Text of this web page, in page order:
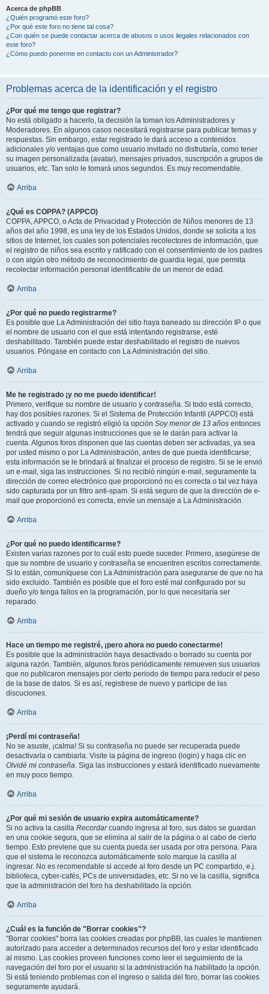
Acerca de phpBB
¿Quién programó este foro?
¿Por qué este foro no tiene tal cosa?
¿Con quién se puede contactar acerca de abusos o usos ilegales relacionados con
este foro?
¿Cómo puedo ponerme en contacto con un Administrador?
Problemas acerca de la identificación y el registro
¿Por qué me tengo que registrar?
No está obligado a hacerlo, la decisión la toman los Administradores y
Moderadores. En algunos casos necesitará registrarse para publicar temas y
respuestas. Sin embargo, estar registrado le dará acceso a contenidos
adicionales y/o ventajas que como usuario invitado no disfrutaría, como tener
su imagen personalizada (avatar), mensajes privados, suscripción a grupos de
usuarios, etc. Tan solo le tomará unos segundos. Es muy recomendable.
Arriba
¿Qué es COPPA? (APPCO)
COPPA, APPCO, o Acta de Privacidad y Protección de Niños menores de 13
años del año 1998, es una ley de los Estados Unidos, donde se solicita a los
sitios de Internet, los cuales son potenciales recolectores de información, que
el registro de niños sea escrito y ratificado con el consentimiento de los padres
o con algún otro método de reconocimiento de guardia legal, que permita
recolectar información personal identificable de un menor de edad.
Arriba
¿Por qué no puedo registrarme?
Es posible que La Administración del sitio haya baneado su dirección IP o que
el nombre de usuario con el que está intentando registrarse, esté
deshabilitado. También puede estar deshabilitado el registro de nuevos
usuarios. Póngase en contacto con La Administración del sitio.
Arriba
Me he registrado ¡y no me puedo identificar!
Primero, verifique su nombre de usuario y contraseña. Si todo está correcto,
hay dos posibles razones. Si el Sistema de Protección Infantil (APPCO) está
activado y cuando se registró eligió la opción Soy menor de 13 años entonces
tendrá que seguir algunas instrucciones que se le darán para activar la
cuenta. Algunos foros disponen que las cuentas deben ser activadas, ya sea
por usted mismo o por La Administración, antes de que pueda identificarse;
esta información se le brindará al finalizar el proceso de registro. Si se le envió
un e-mail, siga las instrucciones. Si no recibió ningún e-mail, seguramente la
dirección de correo electrónico que proporcionó no es correcta o tal vez haya
sido capturada por un filtro anti-spam. Si está seguro de que la dirección de e-
mail que proporcionó es correcta, envíe un mensaje a La Administración.
Arriba
¿Por qué no puedo identificarme?
Existen varias razones por lo cuál esto puede suceder. Primero, asegúrese de
que su nombre de usuario y contraseña se encuentren escritos correctamente.
Si lo están, comuníquese con La Administración para asegurarse de que no ha
sido excluido. También es posible que el foro esté mal configurado por su
dueño y/o tenga fallos en la programación, por lo que necesitaría ser
reparado.
Arriba
Hace un tiempo me registré, ¡pero ahora no puedo conectarme!
Es posible que la administración haya desactivado o borrado su cuenta por
alguna razón. También, algunos foros periódicamente remueven sus usuarios
que no publicaron mensajes por cierto periodo de tiempo para reducir el peso
de la base de datos. Si es así, registrese de nuevo y participe de las
discuciones.
Arriba
¡Perdí mi contraseña!
No se asuste, ¡calma! Si su contraseña no puede ser recuperada puede
desactivarla o cambiarla. Visite la página de ingreso (login) y haga clic en
Olvidé mi contraseña. Siga las instrucciones y estará identificado nuevamente
en muy poco tiempo.
Arriba
¿Por qué mi sesión de usuario expira automáticamente?
Si no activa la casilla Recordarcuando ingresa al foro, sus datos se guardan
en una cookie segura, que se elimina al salir de la página o al cabo de cierto
tiempo. Esto previene que su cuenta pueda ser usada por otra persona. Para
que el sistema le reconozca automáticamente solo marque la casilla al
ingresar. No es recomendable si accede al foro desde un PC compartido, e.j.
biblioteca, cyber-cafés, PCs de universidades, etc. Si no ve la casilla, significa
que la administración del foro ha deshabilitado la opción.
Arriba
¿Cuál es la función de "Borrar cookies"?
"Borrar cookies" borra las cookies creadas por phpBB, las cuales le mantienen
autorizado para acceder a determinados recursos del foro y estar identificado
al mismo. Las cookies proveen funciones como leer el seguimiento de la
navegación del foro por el usuario si la administración ha habilitado la opción.
Si está teniendo problemas con el ingreso o salida del foro, borrar las cookies
seguramente ayudará.